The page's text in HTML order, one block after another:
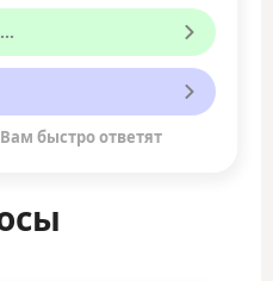
быстро ответят